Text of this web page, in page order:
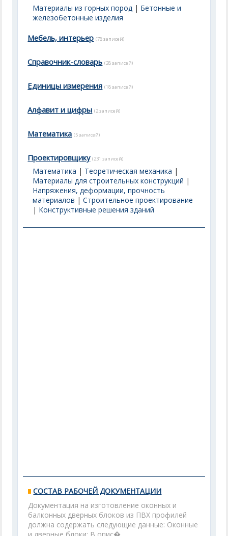
Материалы из горных пород | Бетонные и
железобетонные изделия
Мебель, интерьер (78 записей)
Справочник-словарь (28 записей)
Единицы измерения (18 записей)
Алфавит и цифры (2 записей)
Математика (5 записей)
Проектировщику (231 записей)
Математика | Теоретическая механика |
Материалы для строительных конструкций |
Напряжения, деформации, прочность
материалов |Строительное проектирование
| Конструктивные решения зданий
СОСТАВ РАБОЧЕЙ ДОКУМЕНТАЦИИ
Документация на изготовление оконных и
балконных дверных блоков из ПВХ профилей
должна содержать следующие данные: Оконные